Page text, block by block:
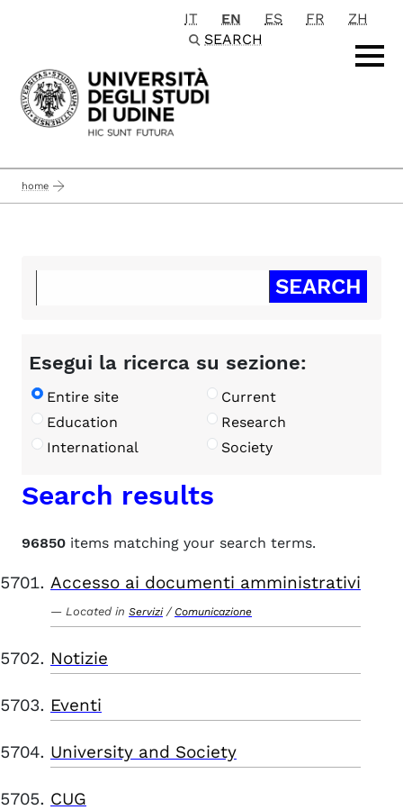
Passa al contenuto principale
IT EN ES FR
ZH
SEARCH
home
Esegui la ricerca su sezione:
Entire site
Current
Education
Research
International
Society
Search results
96850 items matching your search terms.
Accesso ai documenti amministrativi
Located in Servizi / Comunicazione
Notizie
Eventi
University and Society
CUG